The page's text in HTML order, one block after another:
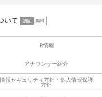
いて
IR情報
アナウンサー紹介
情報セキュリティ方針・個人情報保護
方針